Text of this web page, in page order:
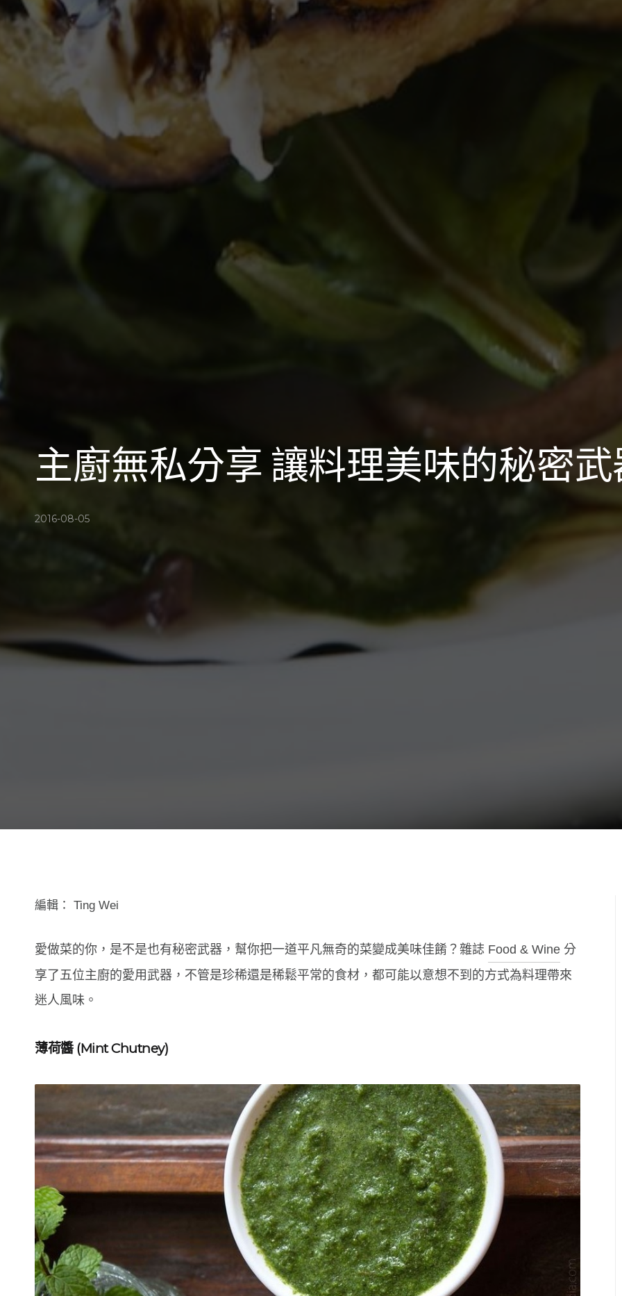
主廚無私分享 讓料理美味的秘密
2016-08-05
編輯：Ting Wei
愛做菜的你，是不是也有秘密武器，幫你把一道平凡無奇的菜變成美味佳餚？雜誌 Food & Wine 分
享了五位主廚的愛用武器，不管是珍稀還是稀鬆平常的食材，都可能以意想不到的方式為料理帶來
迷人風味。
薄荷醬 (Mint Chutney)